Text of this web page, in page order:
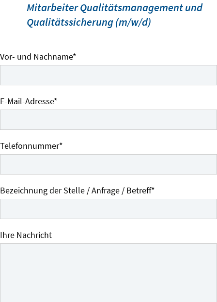
Mitarbeiter Qualitätsmanagement und
Qualitätssicherung (m/w/d)
Pflichtfeld
Vor- und Nachname*
Pflichtfeld
E-Mail-Adresse*
Pflichtfeld
Telefonnummer*
Pflichtfeld
Bezeichnung der Stelle / Anfrage / Betreff*
Ihre Nachricht